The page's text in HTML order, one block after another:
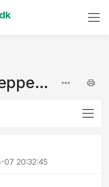
Www.annikajeppesen.dk
20:32:45